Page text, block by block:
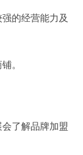
的经营能力及
。
了解品牌加盟